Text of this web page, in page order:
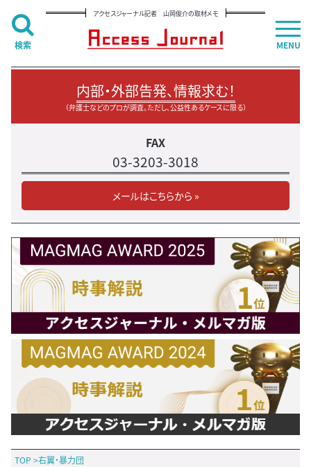
アクセスジャーナル記者 山岡俊介の取材メモ
内部・外部告発、情報求む！
（弁護士などのプロが調査。ただし、公益性あるケースに限る）
FAX
03-3203-3018
メールはこちらから »
TOP >右翼・暴力団
MENU
検索